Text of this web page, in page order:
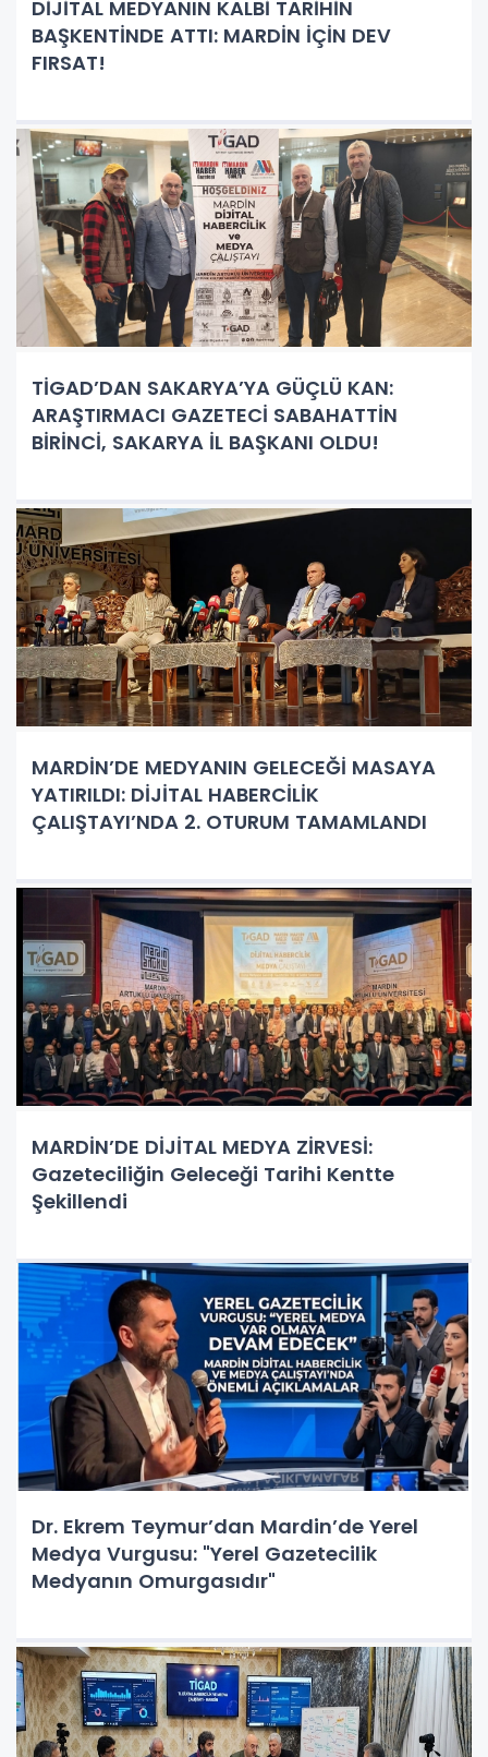
​DİJİTAL MEDYANIN KALBİ TARİHİN
BAŞKENTİNDE ATTI: MARDİN İÇİN DEV
FIRSAT!
TİGAD’DAN SAKARYA’YA GÜÇLÜ KAN:
ARAŞTIRMACI GAZETECİ SABAHATTİN
BİRİNCİ, SAKARYA İL BAŞKANI OLDU!
MARDİN’DE MEDYANIN GELECEĞİ MASAYA
YATIRILDI: DİJİTAL HABERCİLİK
ÇALIŞTAYI’NDA 2. OTURUM TAMAMLANDI
MARDİN’DE DİJİTAL MEDYA ZİRVESİ:
Gazeteciliğin Geleceği Tarihi Kentte
Şekillendi
​Dr. Ekrem Teymur’dan Mardin’de Yerel
Medya Vurgusu: "Yerel Gazetecilik
Medyanın Omurgasıdır"